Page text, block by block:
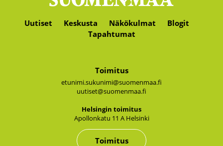
Uutiset Keskusta Näkökulmat
Blogit
Tapahtumat
Toimitus
etunimi.sukunimi@suomenmaa.fi
uutiset@suomenmaa.fi
Hel­sin­gin toi­mi­tus
Apol­lon­ka­tu 11 A Hel­sin­ki
Toimitus